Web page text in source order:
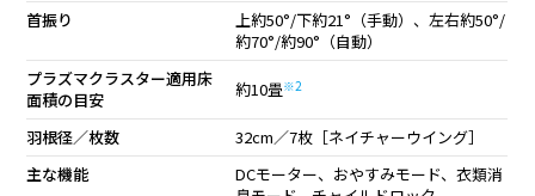
首振り
上約50°/下約21°（手動）、左右約50°/
約70°/約90°（自動）
プラズマクラスター適用床
面積の目安
約10畳※2
羽根径／枚数
32cm／7枚［ネイチャーウイング］
主な機能
DCモーター、おやすみモード、衣類消